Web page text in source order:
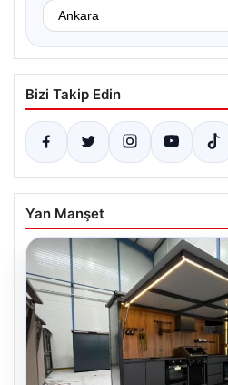
Bizi Takip Edin
Yan Manşet